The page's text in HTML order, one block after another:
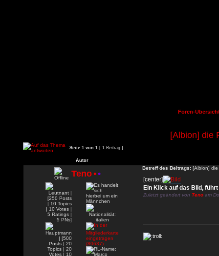
Foren-
[Albion] die
Seite 1 von 1 [ 1 Beitrag ]
Autor
Teno••
Betreff des Beitrags: [Albion] die
[center]
Ein Klick auf das Bild,
Zuletzt geändert von Teno am